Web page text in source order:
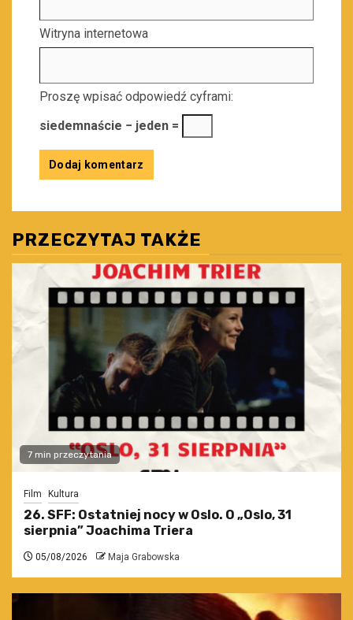
Witryna internetowa
Proszę wpisać odpowiedź cyframi:
siedemnaście − jeden =
PRZECZYTAJ TAKŻE
7 min przeczytania
Film Kultura
26. SFF: Ostatniej nocy w Oslo. O „Oslo, 31
sierpnia” Joachima Triera
05/08/2026 Maja Grabowska